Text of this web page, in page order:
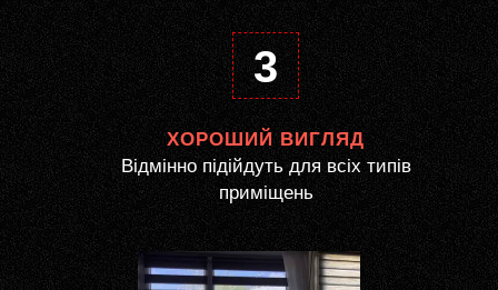
3
ХОРОШИЙ ВИГЛЯД
Відмінно підійдуть для всіх типів
приміщень